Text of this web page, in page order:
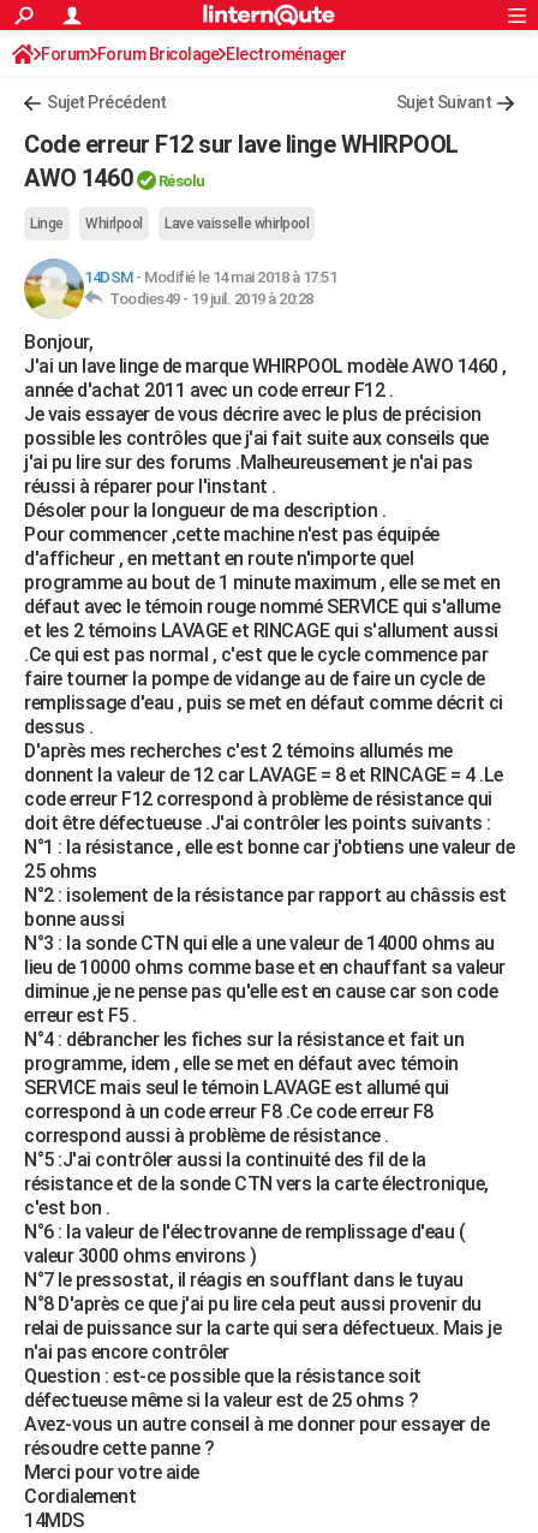
ACTUALITÉS
Politique
Société
Faits Divers
Education
Monde
Villes
+
Programme TV
TNTStreaming
Cinéma
Sorties cinéma
Musique
FINANCE
Retraite
Impôts
Epargne
Immobilier
Risques naturels par ville
Banque
Assurance
Crédit
AUTO
Essais
Réserver un essai
Citadines
Berlines
SUV
Forum auto
HIGH-TECH
Mobiles
Meilleur smartphone
Internet
Ordinateurs
Jeux vidéo
Guide high-tech
BRICOLAGE
Forum
Aménagement intérieur
Extérieur
Cuisine
Salle de bains
Jardinage
Rangement
WEEK-END
Guides de France
Escapades
Patrimoine
Expositions
Musées
Week-end nature
+LIFESTYLE
Art de vivre
Bien-être
Loisirs
Mode
Modes de vie
SANTE
Alimentation
Guide de la santé
Maladies
Médicaments
Sommeil
VOYAGE
Destinations
City break
Voyage nature
Voyage de noces
Forum
Climat
+PHOTO
GUIDES D'ACHAT
BONS PLANS
CARTE DE VOEUX
Carte de Noël
Carte Bonne année
Carte Saint-Valentin
Carte Pâques
Carte d'anniversaire
DICTIONNAIRE
Dictionnaire
Biographies
Citations
Expressions
Proverbes
PROGRAMME TV
COPAINS D'AVANT
S'inscrire
Se connecter
Lycées
Collèges
Primaires
Universités
Entreprises
Service militaire
Avis de recherche
AVIS DE DÉCÈS
FORUM
Bricolage
Lifestyle
Culture
Sport
Auto
Television
Voyage
Cinema
S'inscrire
Connexion
Forum Forum Bricolage Electroménager
Sujet Précédent Sujet Suivant
Code erreur F12 sur lave linge WHIRPOOL
AWO 1460
Résolu
Linge Whirlpool Lave vaisselle whirlpool
14DSM- Modifié le 14 mai 2018 à 17:51
Toodies49 - 19 juil. 2019 à 20:28
Bonjour,
J'ai un lave linge de marque WHIRPOOL modèle AWO 1460 ,
année d'achat 2011 avec un code erreur F12 .
Je vais essayer de vous décrire avec le plus de précision
possible les contrôles que j'ai fait suite aux conseils que
j'ai pu lire sur des forums .Malheureusement je n'ai pas
réussi à réparer pour l'instant .
Désoler pour la longueur de ma description .
Pour commencer ,cette machine n'est pas équipée
d'afficheur , en mettant en route n'importe quel
programme au bout de 1 minute maximum , elle se met en
défaut avec le témoin rouge nommé SERVICE qui s'allume
et les 2 témoins LAVAGE et RINCAGE qui s'allument aussi
.Ce qui est pas normal , c'est que le cycle commence par
faire tourner la pompe de vidange au de faire un cycle de
remplissage d'eau , puis se met en défaut comme décrit ci
dessus .
D'après mes recherches c'est 2 témoins allumés me
donnent la valeur de 12 car LAVAGE = 8 et RINCAGE = 4 .Le
code erreur F12 correspond à problème de résistance qui
doit être défectueuse .J'ai contrôler les points suivants :
N°1 : la résistance , elle est bonne car j'obtiens une valeur de
25 ohms
N°2 : isolement de la résistance par rapport au châssis est
bonne aussi
N°3 : la sonde CTN qui elle a une valeur de 14000 ohms au
lieu de 10000 ohms comme base et en chauffant sa valeur
diminue ,je ne pense pas qu'elle est en cause car son code
erreur est F5 .
N°4 : débrancher les fiches sur la résistance et fait un
programme, idem , elle se met en défaut avec témoin
SERVICE mais seul le témoin LAVAGE est allumé qui
correspond à un code erreur F8 .Ce code erreur F8
correspond aussi à problème de résistance .
N°5 :J'ai contrôler aussi la continuité des fil de la
résistance et de la sonde CTN vers la carte électronique,
c'est bon .
N°6 : la valeur de l'électrovanne de remplissage d'eau (
valeur 3000 ohms environs )
N°7 le pressostat, il réagis en soufflant dans le tuyau
N°8 D'après ce que j'ai pu lire cela peut aussi provenir du
relai de puissance sur la carte qui sera défectueux. Mais je
n'ai pas encore contrôler
Question : est-ce possible que la résistance soit
défectueuse même si la valeur est de 25 ohms ?
Avez-vous un autre conseil à me donner pour essayer de
résoudre cette panne ?
Merci pour votre aide
Cordialement
14MDS